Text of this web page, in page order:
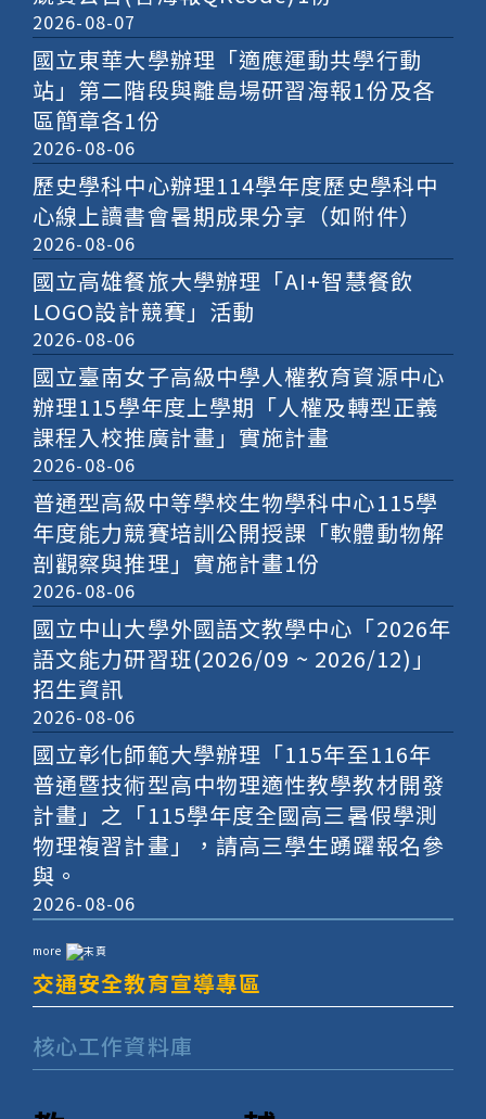
2026-08-07
國立東華大學辦理「適應運動共學行動
站」第二階段與離島場研習海報1份及各
區簡章各1份
2026-08-06
歷史學科中心辦理114學年度歷史學科中
心線上讀書會暑期成果分享（如附件）
2026-08-06
國立高雄餐旅大學辦理「AI+智慧餐飲
LOGO設計競賽」活動
2026-08-06
國立臺南女子高級中學人權教育資源中心
辦理115學年度上學期「人權及轉型正義
課程入校推廣計畫」實施計畫
2026-08-06
普通型高級中等學校生物學科中心115學
年度能力競賽培訓公開授課「軟體動物解
剖觀察與推理」實施計畫1份
2026-08-06
國立中山大學外國語文教學中心「2026年
語文能力研習班(2026/09 ~ 2026/12)」
招生資訊
2026-08-06
國立彰化師範大學辦理「115年至116年
普通暨技術型高中物理適性教學教材開發
計畫」之「115學年度全國高三暑假學測
物理複習計畫」，請高三學生踴躍報名參
與。
2026-08-06
more
交通安全教育宣導專區
核心工作資料庫